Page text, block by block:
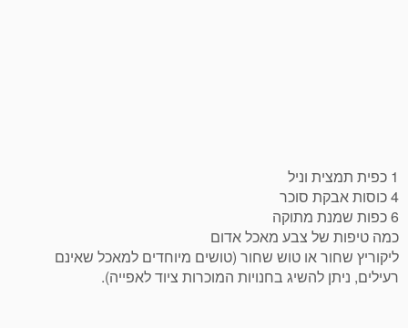
1 כפית תמצית וניל
4 כוסות אבקת סוכר
6 כפות שמנת מתוקה
כמה טיפות של צבע מאכל אדום
ליקוריץ שחור או טוש שחור (טושים מיוחדים למאכל שאינם
רעילים, ניתן להשיג בחנויות המוכרות ציוד לאפייה).